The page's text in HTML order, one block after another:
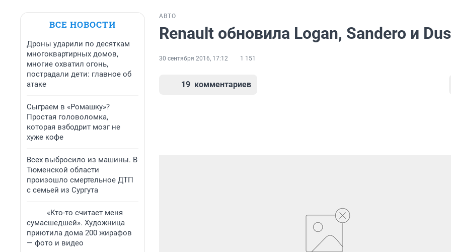
ВСЕ НОВОСТИ
Дроны ударили по десяткам
многоквартирных домов,
многие охватил огонь,
пострадали дети: главное об
атаке
Сыграем в «Ромашку»?
Простая головоломка,
которая взбодрит мозг не
хуже кофе
Всех выбросило из машины. В
Тюменской области
произошло смертельное ДТП
с семьей из Сургута
«Кто-то считает меня
сумасшедшей». Художница
приютила дома 200 жирафов
— фото и видео
АВТО
Renault обновила Logan, Sandero и
30 сентября 2016, 17:12 1 151
19 комментариев